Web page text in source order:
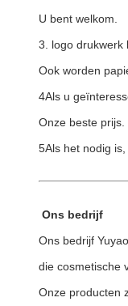
U bent welkom.
3. logo drukwerk
Ook worden
4Als u
Onze beste prijs.
5Als het nodig
Ons bedrijf
Ons bedrijf
die cosmetische
Onze producten